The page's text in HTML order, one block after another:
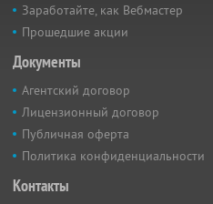
Заработайте, как Вебмастер
Прошедшие акции
Документы
Агентский договор
Лицензионный договор
Публичная оферта
Политика конфиденциальности
Контакты